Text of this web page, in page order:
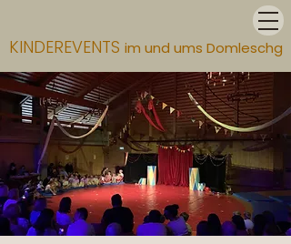
KINDEREVENTS im und ums Domleschg